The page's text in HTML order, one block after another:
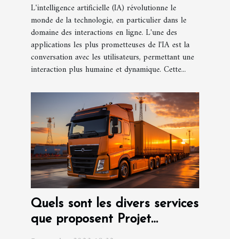
L'intelligence artificielle (IA) révolutionne le
monde de la technologie, en particulier dans le
domaine des interactions en ligne. L'une des
applications les plus prometteuses de l'IA est la
conversation avec les utilisateurs, permettant une
interaction plus humaine et dynamique. Cette...
Quels sont les divers services
que proposent Projet
international et transport